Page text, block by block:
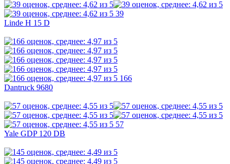
39
Linde H 15 D
166
Dantruck 9680
57
Yale GDP 120 DB